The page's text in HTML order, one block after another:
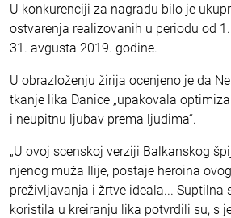
U konkurenciji za nagradu bilo je
ostvarenja realizovanih u periodu od
31. avgusta 2019. godine.
U obrazloženju žirija ocenjeno je da
tkanje lika Danice „upakovala
i neupitnu ljubav prema ljudima“.
„U ovoj scenskoj verziji Balkanskog
njenog muža Ilije, postaje heroina
preživljavanja i žrtve ideala... Suptilna
koristila u kreiranju lika potvrdili su, s